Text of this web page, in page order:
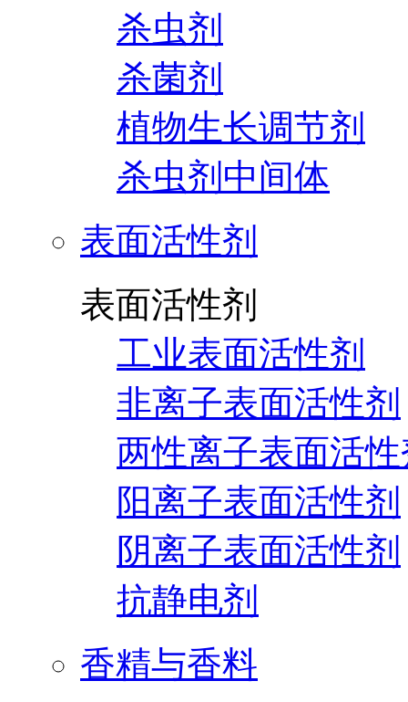
杀虫剂
杀菌剂
植物生长调节剂
杀虫剂中间体
表面活性剂
表面活性剂
工业表面活性剂
非离子表面活性剂
两性离子表面活
阳离子表面活性剂
阴离子表面活性剂
抗静电剂
香精与香料